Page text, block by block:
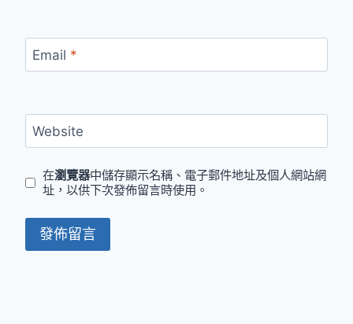
Email *
Website
在瀏覽器中儲存顯示名稱、電子郵件地址及個人網站網
址，以供下次發佈留言時使用。